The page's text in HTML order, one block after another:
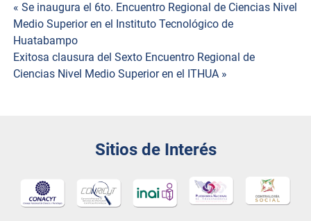
Navegación
de
entradas
« Se inaugura el 6to. Encuentro Regional de Ciencias Nivel
Medio Superior en el Instituto Tecnológico de
Huatabampo
Exitosa clausura del Sexto Encuentro Regional de
Ciencias Nivel Medio Superior en el ITHUA »
Sitios de Interés